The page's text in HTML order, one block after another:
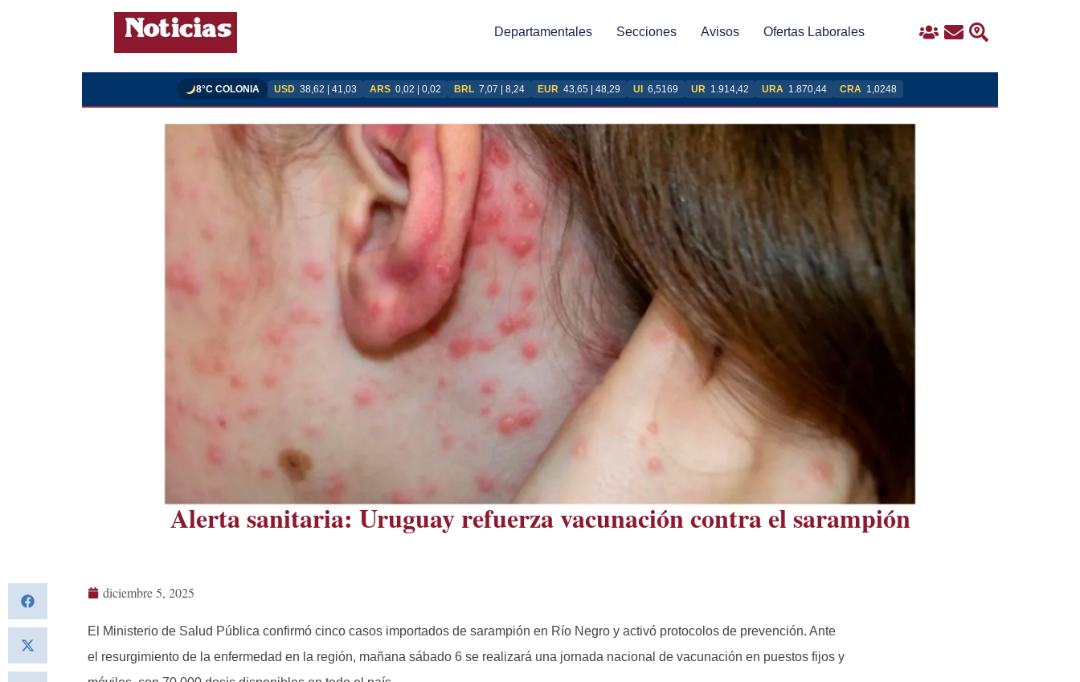
Departamentales Secciones Avisos Ofertas Laborales IngresoContacto
Buscar
8°C COLONIA USD 38,62 | 41,03 ARS 0,02 | 0,02 BRL 7,07 | 8,24 EUR 43,65 | 48,29 UI 6,5169 UR 1.914,42 URA 1.870,44 CRA 1,0248
Alerta sanitaria: Uruguay refuerza vacunación contra el sarampión
diciembre 5, 2025
El Ministerio de Salud Pública confirmó cinco casos importados de sarampión en Río Negro y activó protocolos de prevención. Ante
el resurgimiento de la enfermedad en la región, mañana sábado 6 se realizará una jornada nacional de vacunación en puestos fijos y